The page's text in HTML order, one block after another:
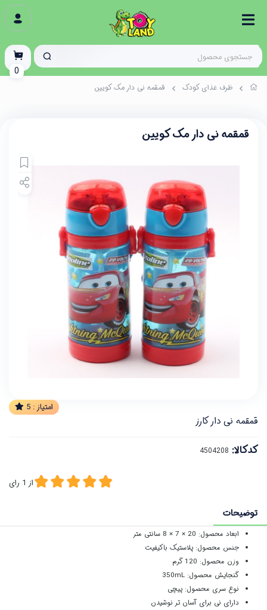
ظرف غذای کودک قمقمه نی دار مک کویین
قمقمه نی دار مک کویین
امتیاز : 5
قمقمه نی دار کارز
کدکالا:
از 1 رای
توضیحات
ابعاد محصول: 20 × 7 × 8 سانتی متر
جنس محصول: پلاستیک باکیفیت
وزن محصول: 120 گرم
گنجایش محصول: 350mL
نوع سری محصول: پیچی
دارای نی برای آسان تر نوشیدن
0